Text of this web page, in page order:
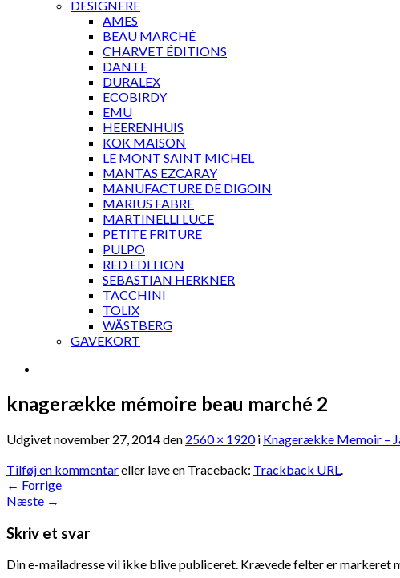
DESIGNERE
AMES
BEAU MARCHÉ
CHARVET ÉDITIONS
DANTE
DURALEX
ECOBIRDY
EMU
HEERENHUIS
KOK MAISON
LE MONT SAINT MICHEL
MANTAS EZCARAY
MANUFACTURE DE DIGOIN
MARIUS FABRE
MARTINELLI LUCE
PETITE FRITURE
PULPO
RED EDITION
SEBASTIAN HERKNER
TACCHINI
TOLIX
WÄSTBERG
GAVEKORT
knagerække mémoire beau marché 2
Udgivetnovember 27, 2014den 2560 × 1920i Knagerække Memoir –
Tilføj en kommentareller lave en Traceback: Trackback URL.
← Forrige
Næste →
Skriv et svar
Din e-mailadresse vil ikke blive publiceret. Krævede felter er markeret